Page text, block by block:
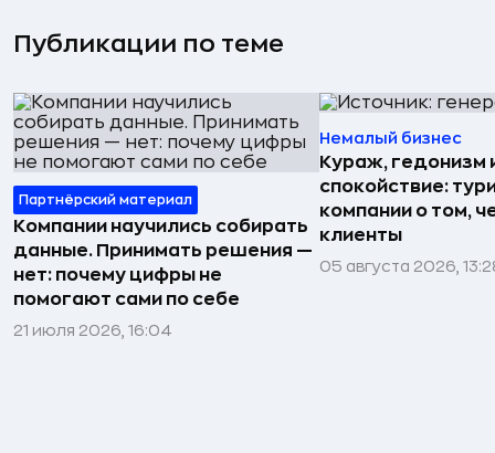
Публикации по теме
Партнёрский материал
Компании научились собирать
данные. Принимать решения —
нет: почему цифры не
помогают сами по себе
21 июля 2026, 16:04
Немалый бизнес
Кураж, гедонизм
спокойствие:
компании о том,
клиенты
05 августа 2026,